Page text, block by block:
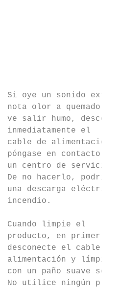
Si oye un sonido
nota olor a quemado o
ve salir humo,
inmediatamente el
cable de alimentación
póngase en contacto
un centro de servicio.
De no hacerlo, podría
una descarga eléctrica
incendio.
Cuando limpie el
producto, en primer
desconecte el cable
alimentación y
con un paño suave
No utilice ningún